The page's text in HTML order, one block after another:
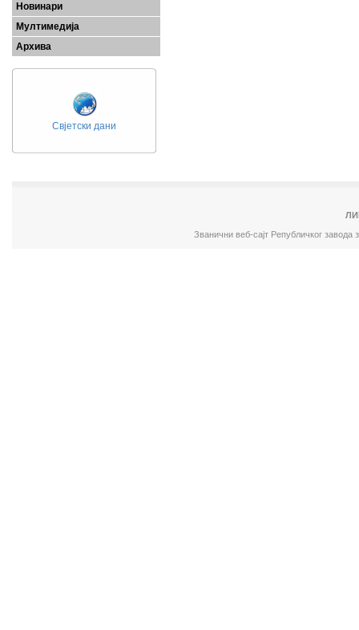
Новинари
Мултимедија
Архива
Свјетски дани
Званични веб-сајт Републичког